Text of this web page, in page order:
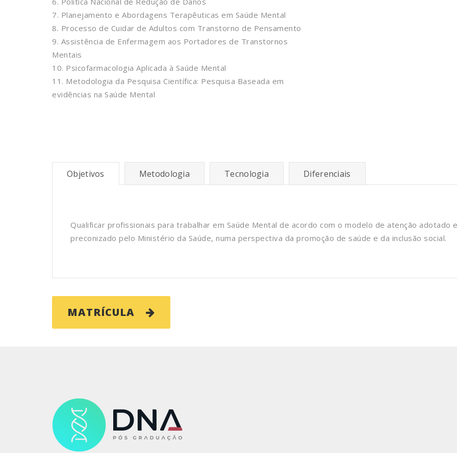
7. Planejamento e Abordagens Terapêuticas em Saúde Mental
8. Processo de Cuidar de Adultos com Transtorno de Pensamento
9. Assistência de Enfermagem aos Portadores de Transtornos
Mentais
10. Psicofarmacologia Aplicada à Saúde Mental
11. Metodologia da Pesquisa Científica: Pesquisa Baseada em
evidências na Saúde Mental
Objetivos Metodologia Tecnologia Diferenciais
Qualificar profissionais para trabalhar em Saúde Mental de acordo com o modelo de atenção adotado
preconizado pelo Ministério da Saúde, numa perspectiva da promoção de saúde e da inclusão social.
MATRÍCULA